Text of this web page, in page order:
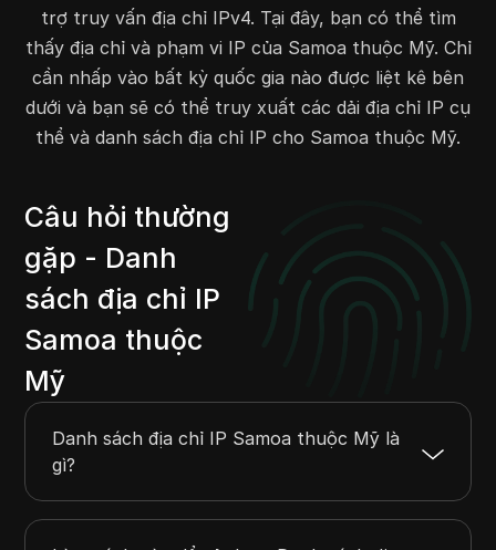
trợ truy vấn địa chỉ IPv4. Tại đây, bạn có thể tìm
thấy địa chỉ và phạm vi IP của Samoa thuộc Mỹ. Chỉ
cần nhấp vào bất kỳ quốc gia nào được liệt kê bên
dưới và bạn sẽ có thể truy xuất các dải địa chỉ IP cụ
thể và danh sách địa chỉ IP cho Samoa thuộc Mỹ.
Câu hỏi thường
gặp - Danh
sách địa chỉ IP
Samoa thuộc
Mỹ
Danh sách địa chỉ IP Samoa thuộc Mỹ là
gì?